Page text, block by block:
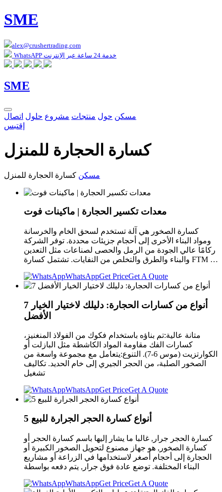
SME
alex@crushertrading.com
WhatsAPP خدمة 24 ساعة عبر الإنترنت
SME
مسكن حول منتجات مشروع حلول اتصال
إقتبس
كسارة الحجارة للمنزل
مسكن كسارة الحجارة للمنزل
معدات تكسير الحجارة | ماكينات فوت
كسارة الصخور هي آلة تستخدم لسحق الخام والخرسانة
ومواد البناء الأخرى إلى أحجام جزيئات محددة. توفر الشركة
ركامًا عالي الجودة من الرمل والحصى لصناعات مثل التعدين
والبناء والطرق والتخلص من النفايات. تشتمل كسارة FTM …
WhatsAppGet PriceGet A Quote
7 أنواع من كسارات الحجارة: دليلك لاختيار الخيار
الأفضل
متانة عالية:تم بناؤه باستخدام فكوك من الفولاذ المنغنيز،
كسارات الفك مقاومة المواد الكاشطة مثل البازلت أو
الكوارتزيت (موس 6-7). التنوع:يتعامل مع مجموعة واسعة من
الصخور الصلبة، من الحجر الجيري إلى خام الحديد. تكاليف
تشغيل
WhatsAppGet PriceGet A Quote
5 أنواع كسارة الحجر الجرارة للبيع
كسارة الحجر جرار, غالبا ما يشار إليها باسم كسارة الحجر أو
كسارة الصخور, هو جهاز مصنوع لتحويل الصخور الكبيرة أو
الحجارة إلى أحجام أصغر لاستخدامها في الزراعة أو مشاريع
البناء المختلفة. توضع عادة فوق جرار, يتم دفعه بواسطة
WhatsAppGet PriceGet A Quote